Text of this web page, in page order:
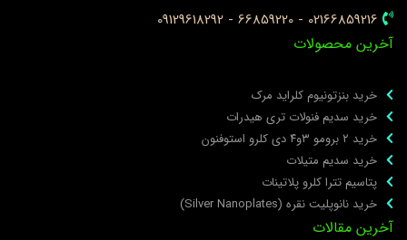
02166859216 - 66859220 - 09129618292
محصولات
خرید بنزتونیوم کلراید مرک
خرید سدیم فنولات تری هیدرات
خرید ۲ برومو ۳و۴ دی‌ کلرو استوفنون
خرید سدیم متیلات
پتاسیم تترا کلرو پلاتینات
خرید نانوپلیت نقره (Silver Nanoplates)
مقالات